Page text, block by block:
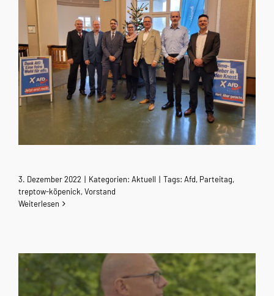
3. Dezember 2022 | Kategorien: Aktuell | Tags: Afd, Parteitag,
treptow-köpenick,Vorstand
Weiterlesen